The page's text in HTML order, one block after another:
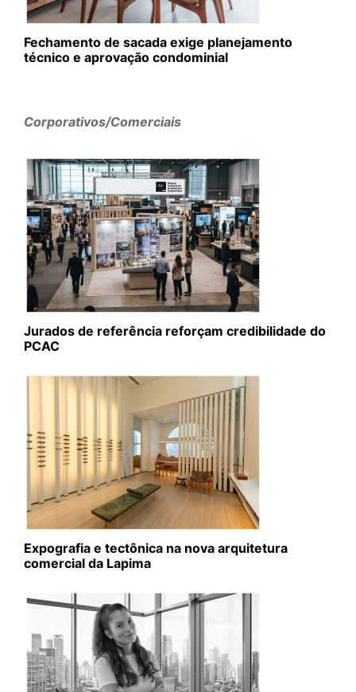
Fechamento de sacada exige planejamento
técnico e aprovação condominial
Corporativos/Comerciais
Jurados de referência reforçam credibilidade do
PCAC
Expografia e tectônica na nova arquitetura
comercial da Lapima